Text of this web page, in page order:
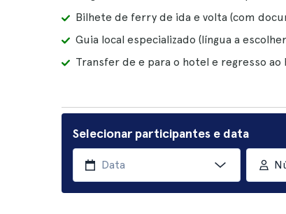
Bilhete de ferry de ida e volta (com
Guia local especializado (língua a
Transfer de e para o hotel e regresso
Selecionar participantes e data